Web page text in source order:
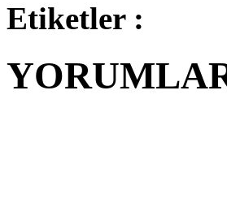
Etiketler :